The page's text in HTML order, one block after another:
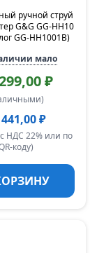
ручной струй
G&G GG-HH10
GG-HH1001B)
мало
₽
₽
НДС 22% или по
коду)